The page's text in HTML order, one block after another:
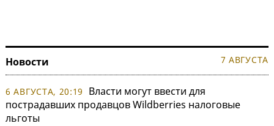
Новости 7 АВГУСТА
6 АВГУСТА, 20:19
Власти могут ввести для
пострадавших продавцов Wildberries налоговые
льготы